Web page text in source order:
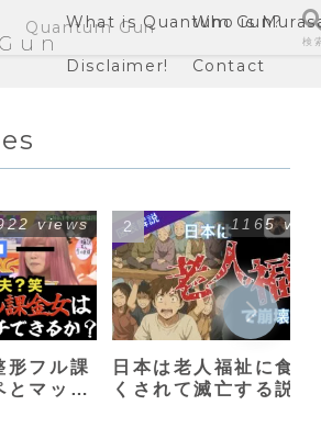
What is Quantum Gun?
Who is
Disclaimer! Contact
形フル課
とマッチ
views
日本は老人福祉に食い
くされて滅亡する説
1165
Quantum Gun
検